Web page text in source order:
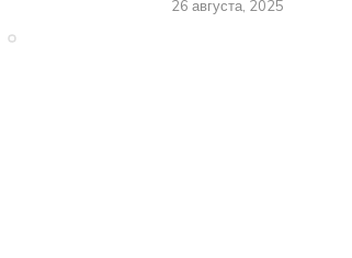
26 августа, 2025